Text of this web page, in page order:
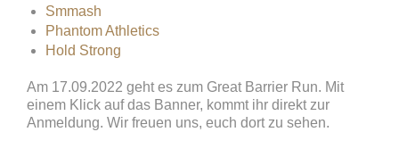
Smmash
Phantom Athletics
Hold Strong
Am 17.09.2022 geht es zum Great Barrier Run. Mit
einem Klick auf das Banner, kommt ihr direkt zur
Anmeldung. Wir freuen uns, euch dort zu sehen.